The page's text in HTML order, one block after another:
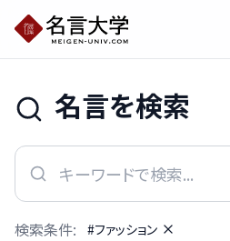
名言を検索
検索条件: #ファッション